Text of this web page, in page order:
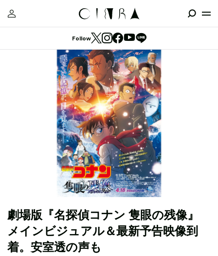
Follow
劇場版『名探偵コナン 隻眼の残像』
メインビジュアル＆最新予告映像到
着。安室透の声も